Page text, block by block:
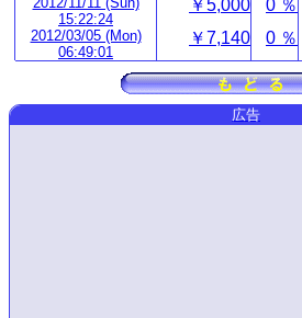
15:22:24
￥5,000 0 ％
2012/03/05 (Mon)
06:49:01
￥7,140 0 ％
広告